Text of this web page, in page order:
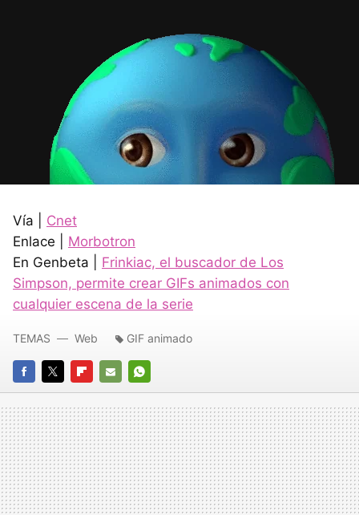
Vía | Cnet
Enlace | Morbotron
En Genbeta | Frinkiac, el buscador de Los
Simpson, permite crear GIFs animados con
cualquier escena de la serie
FACEBOOK
TWITTERFLIPBOARD
E-
MAIL
WHATSAPP
TEMAS Web GIF animado